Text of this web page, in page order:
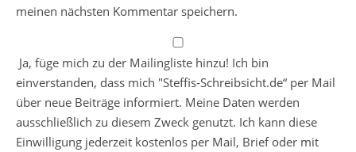
meinen nächsten Kommentar speichern.
Ja, füge mich zu der Mailingliste hinzu! Ich bin
einverstanden, dass mich "Steffis-Schreibsicht.de“ per Mail
über neue Beiträge informiert. Meine Daten werden
ausschließlich zu diesem Zweck genutzt. Ich kann diese
Einwilligung jederzeit kostenlos per Mail, Brief oder mit